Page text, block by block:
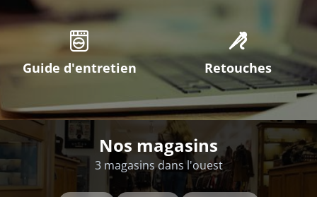
Guide d'entretien Retouches
Nos magasins
3 magasins dans l'ouest